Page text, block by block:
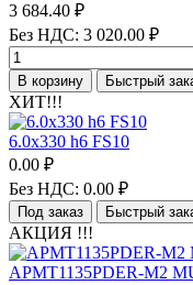
3 684.40 ₽
Без НДС: 3 020.00 ₽
В корзину Быстрый
ХИТ!!!
6.0х330 h6 FS10
0.00 ₽
Без НДС: 0.00 ₽
Под заказ Быстрый
АКЦИЯ !!!
APMT1135PDER-M2